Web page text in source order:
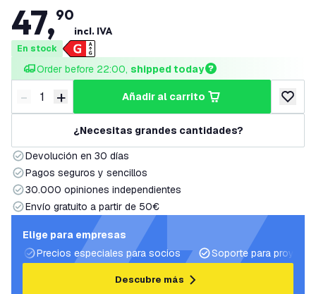
47,90
incl. IVA
En stock
Order before 22:00, shipped today
Disminuir cantidad
- Aumentar cantidad
+ añadir al carrito
añadir
¿Necesitas grandes cantidades?
Devolución en 30 días
Pagos seguros y sencillos
30.000 opiniones independientes
Envío gratuito a partir de 50€
Elige para empresas
Precios especiales para socios
Soporte para
Descubre más